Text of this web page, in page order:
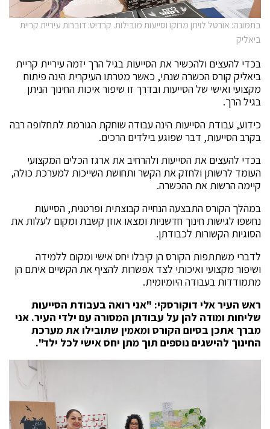
בתמונה: אורטל לויתן מרוקו וסייעות מובילות. קרדיט: דוברות עיריית קריית
ביאליק
בכדי להעצים ולהכשיר את הסייעות בגיל הרך יזמה עיריית קריית
ביאליק קורס הכשרה שנתי, כאשר מטרתו העיקרית הינה פיתוח
מקצועי ואישי של הסייעות ובדרך זו שיפור איכות החינוך הניתן
בגיל הרך.
כידוע, עבודת הסייעות הינה עבודה שוחקת הגורמת לתחלופה רבה
בקרב הסייעות, דבר שפוגע בילדים הרכים.
בכדי להעצים את הסייעות ולהרחיב את ארגז הכלים המקצועי
העומד לרשותן ולחזק את הקשר ותחושת השייכות למערכת כולה,
קיימה הרשות את ההכשרה.
במהלך הקורס התבצעה הנחייה קבוצתית ופרטנית, הסייעות
נחשפו לגישות חינוך חדשניות ומצאו אוזן קשבת ומקום לעלות את
הסוגיות הקשורות לכבודתן.
לדברי משתתפות הקורס הן קיבלו יחס אישי ומקום ללמידה
ושיפור מקצועי ואיכותי לצד אפשרות להציף את הקשיים איתם הן
מתמודדות בעבודה היומיומית.
ראש העיר אלי דוקורסקי: "אני רואה בעבודת הסייעות
שליחות ומודה להן על עבודתן המסורה עם ילדי העיר. אני
מברך אתכן בסיום הקורס ומאמין שתובילו את מערכת
החינוך להישגים נוספים תוך מתן יחס אישי לכל ילד".